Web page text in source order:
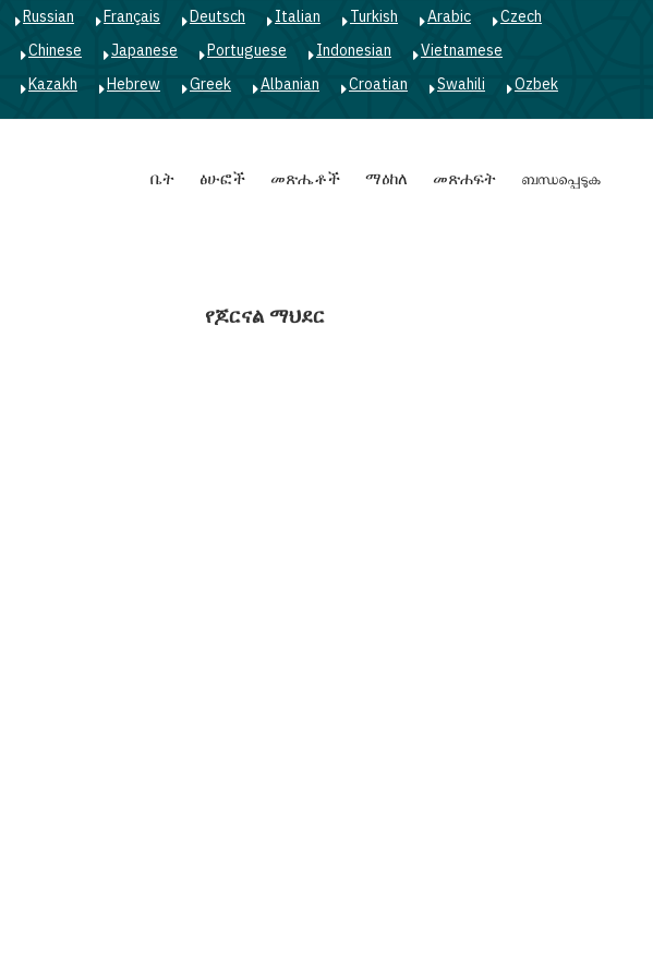
Russian Français Deutsch Italian Turkish Arabic
Czech
Chinese Japanese Portuguese Indonesian
Vietnamese
Kazakh Hebrew Greek Albanian Croatian Swahili Ozbek
ቤት ፅሁፎች መጽሔቶች ማዕከለ መጽሐፍት ബന്ധപ്പെടുക
የጆርናል ማህደር